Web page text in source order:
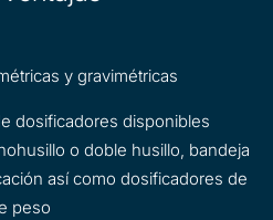
y gravimétricas
dosificadores disponibles
o doble husillo, bandeja
así como dosificadores de
peso